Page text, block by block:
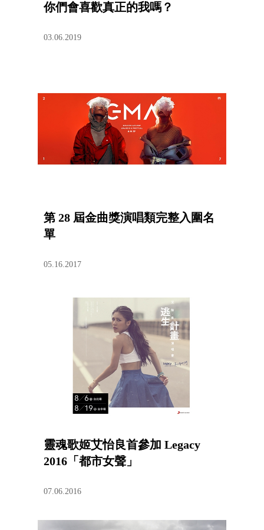
你們會喜歡真正的我嗎？
03.06.2019
第 28 屆金曲獎演唱類完整入圍名
單
05.16.2017
靈魂歌姬艾怡良首參加 Legacy
2016「都市女聲」
07.06.2016